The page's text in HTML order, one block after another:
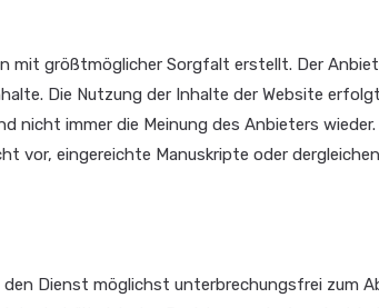
mit größtmöglicher Sorgfalt erstellt. Der
Die Nutzung der Inhalte der Website
nicht immer die Meinung des Anbieters wieder.
vor, eingereichte Manuskripte oder
Dienst möglichst unterbrechungsfrei zum